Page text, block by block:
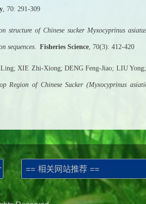
, 70: 291-309
structure of Chinese sucker Myxocyprinus
sequences. Fisheries Science, 70(3): 412-
XIE Zhi-Xiong; DENG Feng-Jiao; LIU
Region of Chinese Sucker (Myxocyprinus
== 相关网站推荐 ==